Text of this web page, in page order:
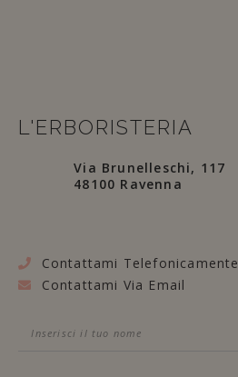
L'ERBORISTERIA
Via Brunelleschi, 117
48100 Ravenna
Contattami Telefonicamente
Contattami Via Email